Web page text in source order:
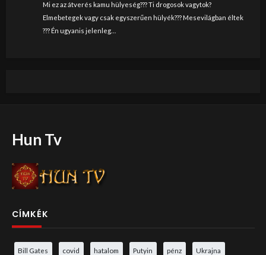
Mi ez az átverés kamu hülyeség??? Ti drogosok vagytok?
Elmebetegek vagy csak egyszerűen hülyék??? Mesevilágban éltek
??? Én ugyanis jelenleg…
Hun Tv
CÍMKÉK
Bill Gates covid hatalom Putyin pénz Ukrajna